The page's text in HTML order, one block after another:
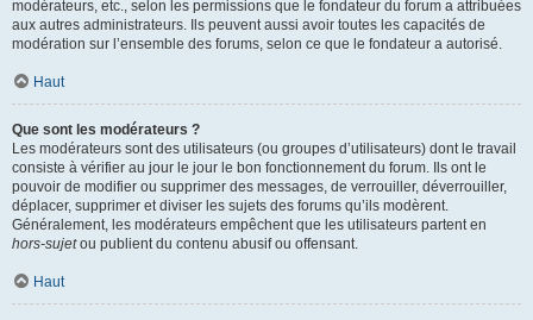
modérateurs, etc., selon les permissions que le fondateur du forum a attribuées
aux autres administrateurs. Ils peuvent aussi avoir toutes les capacités de
modération sur l’ensemble des forums, selon ce que le fondateur a autorisé.
Haut
Que sont les modérateurs ?
Les modérateurs sont des utilisateurs (ou groupes d’utilisateurs) dont le travail
consiste à vérifier au jour le jour le bon fonctionnement du forum. Ils ont le
pouvoir de modifier ou supprimer des messages, de verrouiller, déverrouiller,
déplacer, supprimer et diviser les sujets des forums qu’ils modèrent.
Généralement, les modérateurs empêchent que les utilisateurs partent en
hors-sujetou publient du contenu abusif ou offensant.
Haut